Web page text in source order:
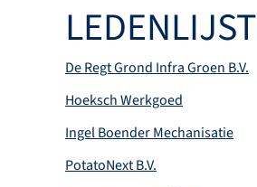
LEDENLIJST
De Regt Grond Infra Groen B.V.
Hoeksch Werkgoed
Ingel Boender Mechanisatie
PotatoNext B.V.